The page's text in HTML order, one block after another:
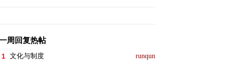
周回复热帖
1 文化与制度 runqun